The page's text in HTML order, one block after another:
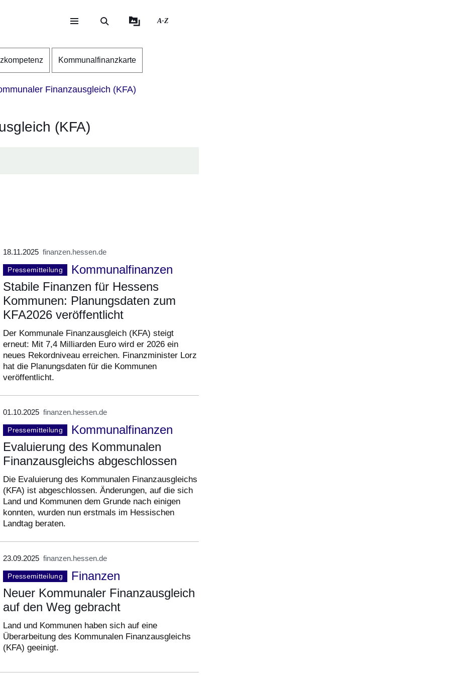
A-Z
Kommunalfinanzkarte
Finanzausgleich (KFA)
(KFA)
18.11.2025 finanzen.hessen.de
Pressemitteilung
Kommunalfinanzen
Stabile Finanzen für Hessens
Kommunen: Planungsdaten zum
KFA2026 veröffentlicht
Der Kommunale Finanzausgleich (KFA) steigt
erneut: Mit 7,4 Milliarden Euro wird er 2026 ein
neues Rekordniveau erreichen. Finanzminister Lorz
hat die Planungsdaten für die Kommunen
veröffentlicht.
01.10.2025 finanzen.hessen.de
Pressemitteilung
Kommunalfinanzen
Evaluierung des Kommunalen
Finanzausgleichs abgeschlossen
Die Evaluierung des Kommunalen Finanzausgleichs
(KFA) ist abgeschlossen. Änderungen, auf die sich
Land und Kommunen dem Grunde nach einigen
konnten, wurden nun erstmals im Hessischen
Landtag beraten.
23.09.2025 finanzen.hessen.de
Pressemitteilung
Finanzen
Neuer Kommunaler Finanzausgleich
auf den Weg gebracht
Land und Kommunen haben sich auf eine
Überarbeitung des Kommunalen Finanzausgleichs
(KFA) geeinigt.